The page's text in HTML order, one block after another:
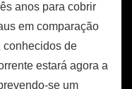
anos para cobrir
em comparação
conhecidos de
estará agora a
se um